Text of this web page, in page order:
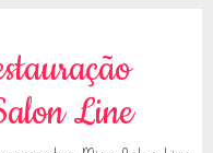
Line